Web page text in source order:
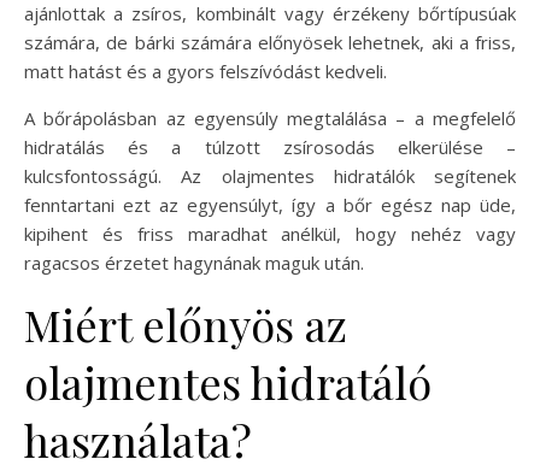
ajánlottak a zsíros, kombinált vagy érzékeny bőrtípusúak
számára, de bárki számára előnyösek lehetnek, aki a friss,
matt hatást és a gyors felszívódást kedveli.
A bőrápolásban az egyensúly megtalálása – a megfelelő
hidratálás és a túlzott zsírosodás elkerülése –
kulcsfontosságú. Az olajmentes hidratálók segítenek
fenntartani ezt az egyensúlyt, így a bőr egész nap üde,
kipihent és friss maradhat anélkül, hogy nehéz vagy
ragacsos érzetet hagynának maguk után.
Miért előnyös az
olajmentes hidratáló
használata?